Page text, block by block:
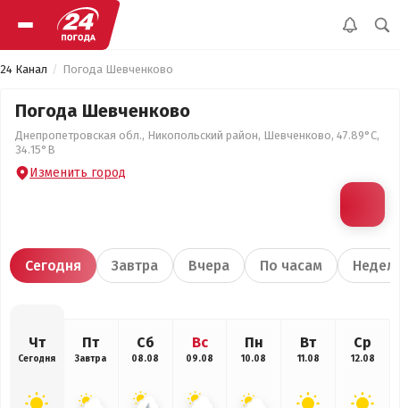
24 Канал Погода Шевченково
Погода Шевченково
Днепропетровская обл., Никопольский район, Шевченково, 47.89°С,
34.15°В
Изменить город
Сегодня Завтра Вчера По часам
Чт
Сегодня
Пт
Завтра
Сб
08.08
Вс
09.08
Пн
10.08
Вт
11.08
Ср
12.08